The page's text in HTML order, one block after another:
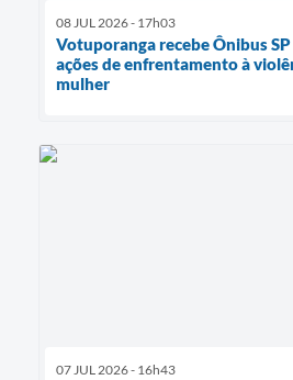
08 JUL 2026 - 17h03
Votuporanga recebe Ônibus
ações de enfrentamento à
mulher
07 JUL 2026 - 16h43